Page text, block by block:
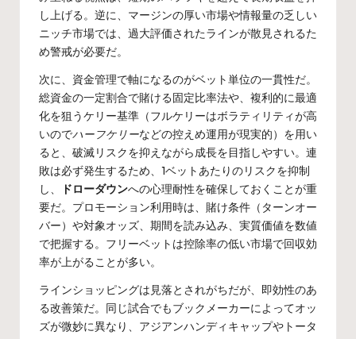
し上げる。逆に、マージンの厚い市場や情報量の乏しい
ニッチ市場では、過大評価されたラインが散見されるた
め警戒が必要だ。
次に、資金管理で軸になるのがベット単位の一貫性だ。
総資金の一定割合で賭ける固定比率法や、複利的に最適
化を狙うケリー基準（フルケリーはボラティリティが高
いのでハーフケリーなどの控えめ運用が現実的）を用い
ると、破滅リスクを抑えながら成長を目指しやすい。連
敗は必ず発生するため、1ベットあたりのリスクを抑制
し、
ドローダウンへの心理耐性を確保しておくことが重
要だ。プロモーション利用時は、賭け条件（ターンオー
バー）や対象オッズ、期間を読み込み、実質価値を数値
で把握する。フリーベットは控除率の低い市場で回収効
率が上がることが多い。
ラインショッピングは見落とされがちだが、即効性のあ
る改善策だ。同じ試合でもブックメーカーによってオッ
ズが微妙に異なり、アジアンハンディキャップやトータ